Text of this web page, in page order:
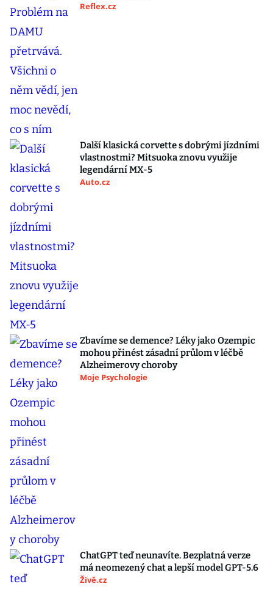
Reflex.cz
Další klasická corvette s dobrými jízdními
vlastnostmi? Mitsuoka znovu využije
legendární MX-5
Auto.cz
Zbavíme se demence? Léky jako Ozempic
mohou přinést zásadní průlom v léčbě
Alzheimerovy choroby
Moje Psychologie
ChatGPT teď neunavíte. Bezplatná verze
má neomezený chat a lepší model GPT-5.6
Živě.cz